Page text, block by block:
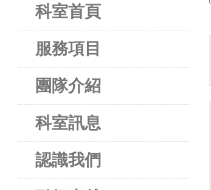
科室首頁
服務項目
團隊介紹
科室訊息
認識我們